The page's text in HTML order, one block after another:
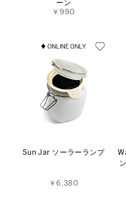
ーン
￥990
Sun Jar ソーラーランプ
￥6,380